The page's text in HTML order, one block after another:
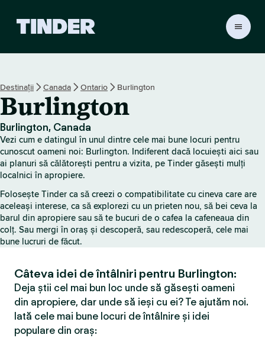
T
n
e
r
Destinații Canada Ontario Burlington
Burlington
Burlington, Canada
Vezi cum e datingul în unul dintre cele mai bune locuri pentru
cunoscut oameni noi: Burlington. Indiferent dacă locuiești aici sau
ai planuri să călătorești pentru a vizita, pe Tinder găsești mulți
localnici în apropiere.
Folosește Tinder ca să creezi o compatibilitate cu cineva care are
aceleași interese, ca să explorezi cu un prieten nou, să bei ceva la
barul din apropiere sau să te bucuri de o cafea la cafeneaua din
colț. Sau mergi în oraș și descoperă, sau redescoperă, cele mai
bune lucruri de făcut.
Câteva idei de întâlniri pentru Burlington:
Deja știi cel mai bun loc unde să găsești oameni
din apropiere, dar unde să ieși cu ei? Te ajutăm noi.
Iată cele mai bune locuri de întâlnire și idei
populare din oraș: